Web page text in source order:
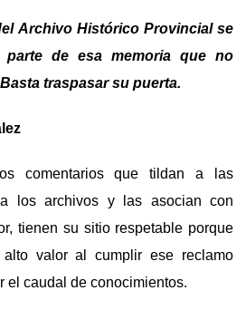
Archivo Histórico Provincial se
parte de esa memoria que no
traspasar su puerta.
comentarios que tildan a las
los archivos y las asocian con
tienen su sitio respetable porque
valor al cumplir ese reclamo
el caudal de conocimientos.